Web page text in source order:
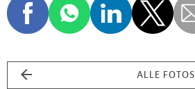
ALLE FOTOS